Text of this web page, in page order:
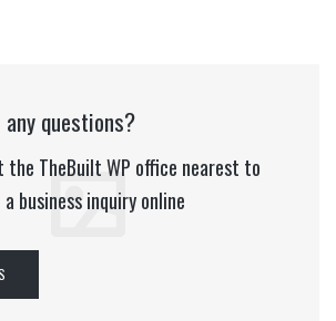
any questions?
the TheBuilt WP office nearest to
business inquiry online